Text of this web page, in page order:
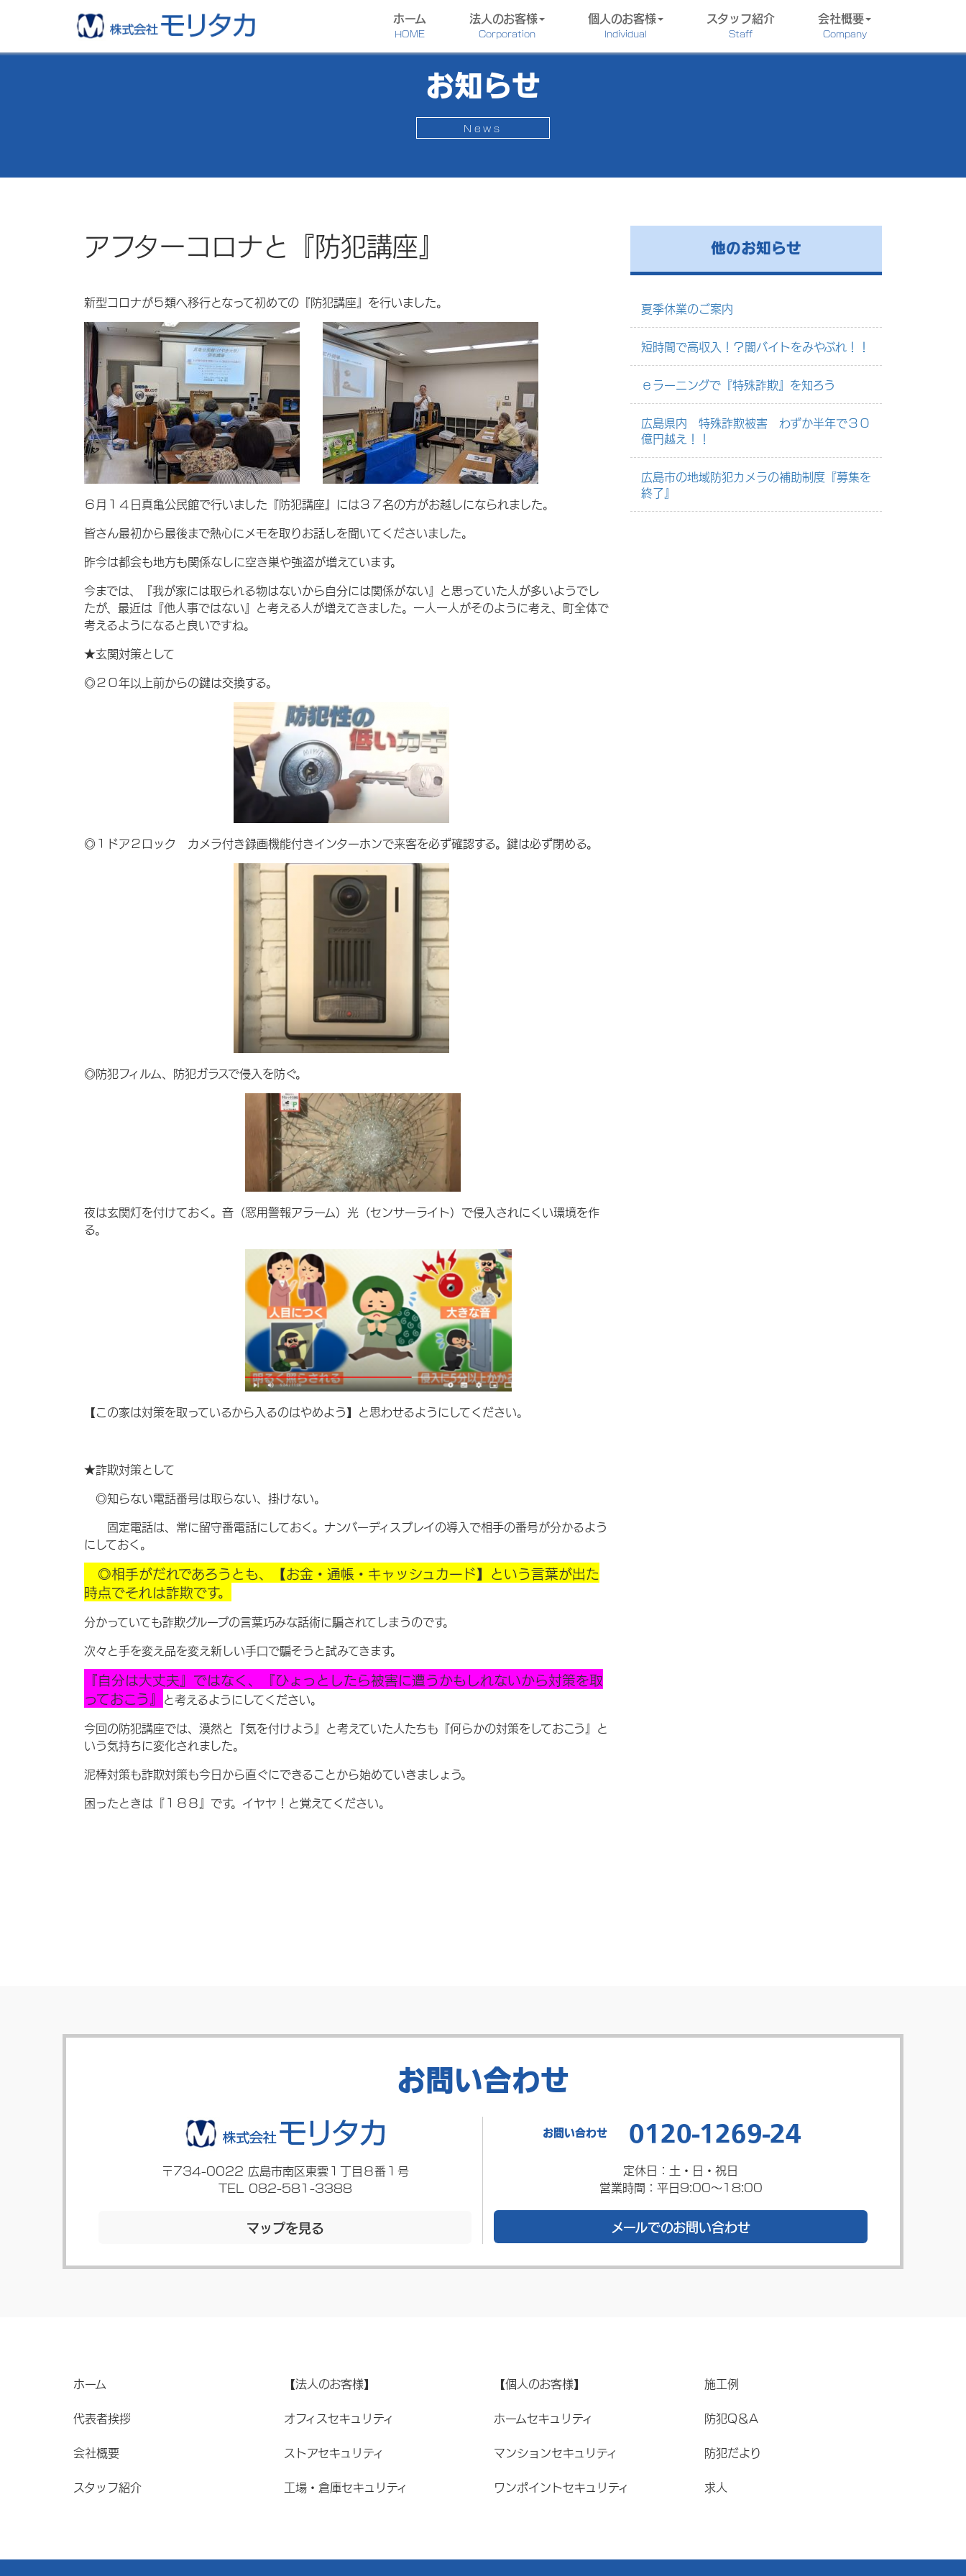
ホーム
HOME
法人のお客様
Corporation
個人のお客様
Individual
スタッフ紹介
Staff
会社概要
Company
お知らせ
News
アフターコロナと『防犯講座』
新型コロナが５類へ移行となって初めての『防犯講座』を行いました。
６月１４日真亀公民館で行いました『防犯講座』には３７名の方がお越しになられました。
皆さん最初から最後まで熱心にメモを取りお話しを聞いてくださいました。
昨今は都会も地方も関係なしに空き巣や強盗が増えています。
今までは、『我が家には取られる物はないから自分には関係がない』と思っていた人が多いようでし
たが、最近は『他人事ではない』と考える人が増えてきました。一人一人がそのように考え、町全体で
考えるようになると良いですね。
★玄関対策として
◎２０年以上前からの鍵は交換する。
◎１ドア２ロック カメラ付き録画機能付きインターホンで来客を必ず確認する。鍵は必ず閉める。
◎防犯フィルム、防犯ガラスで侵入を防ぐ。
夜は玄関灯を付けておく。音（窓用警報アラーム）光（センサーライト）で侵入されにくい環境を作
る。
【この家は対策を取っているから入るのはやめよう】と思わせるようにしてください。
★詐欺対策として
◎知らない電話番号は取らない、掛けない。
固定電話は、常に留守番電話にしておく。ナンバーディスプレイの導入で相手の番号が分かるよう
にしておく。
◎相手がだれであろうとも、【お金・通帳・キャッシュカード】という言葉が出た
時点でそれは詐欺です。
分かっていても詐欺グループの言葉巧みな話術に騙されてしまうのです。
次々と手を変え品を変え新しい手口で騙そうと試みてきます。
『自分は大丈夫』ではなく、『ひょっとしたら被害に遭うかもしれないから対策を取
っておこう』 と考えるようにしてください。
今回の防犯講座では、漠然と『気を付けよう』と考えていた人たちも『何らかの対策をしておこう』と
いう気持ちに変化されました。
泥棒対策も詐欺対策も今日から直ぐにできることから始めていきましょう。
困ったときは『１８８』です。イヤヤ！と覚えてください。
他のお知らせ
夏季休業のご案内
短時間で高収入！？闇バイトをみやぶれ！！
ｅラーニングで『特殊詐欺』を知ろう
広島県内 特殊詐欺被害 わずか半年で３０
億円越え！！
広島市の地域防犯カメラの補助制度『募集を
終了』
お問い合わせ
〒734-0022 広島市南区東雲１丁目８番１号
TEL 082-581-3388
マップを見る
お問い合わせ 0120-1269-24
定休日：土・日・祝日
営業時間：平日9:00～18:00
メールでのお問い合わせ
ホーム
代表者挨拶
会社概要
スタッフ紹介
【法人のお客様】
オフィスセキュリティ
ストアセキュリティ
工場・倉庫セキュリティ
【個人のお客様】
ホームセキュリティ
マンションセキュリティ
ワンポイントセキュリティ
施工例
防犯Q＆A
防犯だより
求人